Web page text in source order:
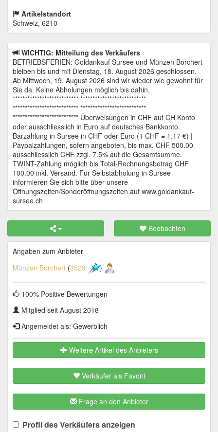
Artikelstandort
Schweiz, 6210
WICHTIG: Mitteilung des Verkäufers
BETRIEBSFERIEN: Goldankauf Sursee und Münzen Borchert
bleiben bis und mit Dienstag, 18. August 2026 geschlossen.
Ab Mittwoch, 19. August 2026 sind wir wieder wie gewohnt für
Sie da. Keine Abholungen möglich bis dahin.
*************************** ***************************
*************************** ***************************
*************************** Überweisungen in CHF auf CH Konto
oder ausschliesslich in Euro auf deutsches Bankkonto.
Barzahlung in Sursee in CHF oder Euro (1 CHF = 1.17 €) |
Paypalzahlungen, sofern angeboten, bis max. CHF 500.00
ausschliesslich CHF zzgl. 7.5% auf die Gesamtsumme.
TWINT-Zahlung möglich bis Total-Rechnungsbetrag CHF
100.00 inkl. Versand. Für Selbstabholung in Sursee
informieren Sie sich bitte über unsere
Öffnungszeiten/Sonderöffnungszeiten auf www.goldankauf-
sursee.ch
Beobachten
Angaben zum Anbieter
Münzen Borchert (3529 )
100% Positive Bewertungen
Mitglied seit August 2018
Angemeldet als: Gewerblich
Weitere Artikel des Anbieters
Verkäufer als Favorit
Frage an den Anbieter
Profil des Verkäufers anzeigen